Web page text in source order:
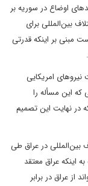
اوضاع در سوریه بر
بین‌المللی برای
مبنی بر اینکه قدرتی
امریکایی
این مسأله را
در نهایت این تصمیم
بین‌المللی در عراق طی
اینکه عراق معتقد
عراق در برابر